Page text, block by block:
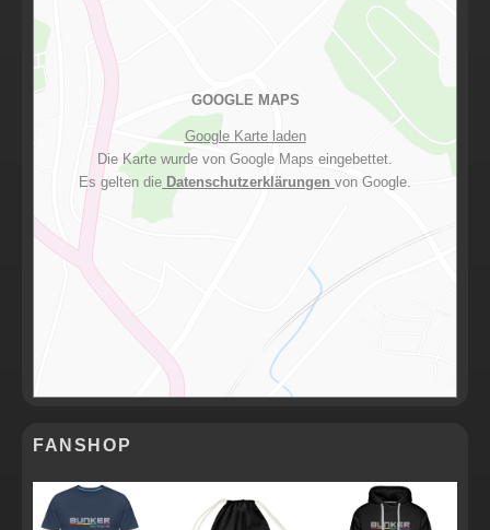
GOOGLE MAPS
Google Karte laden
Die Karte wurde von Google Maps eingebettet.
Es gelten die Datenschutzerklärungen von Google.
FANSHOP